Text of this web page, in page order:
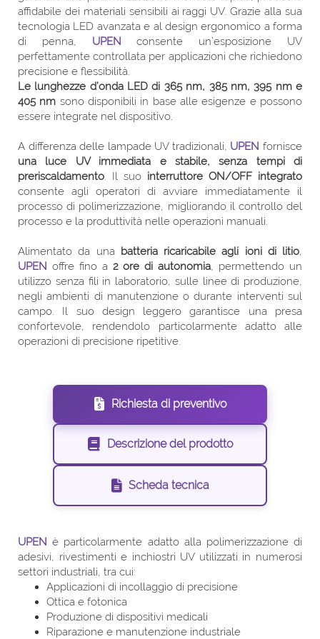
affidabile dei materiali sensibili ai raggi UV. Grazie alla sua
tecnologia LED avanzata e al design ergonomico a forma
di penna, UPEN consente un’esposizione UV
perfettamente controllata per applicazioni che richiedono
precisione e flessibilità.
Le lunghezze d’onda LED di 365 nm, 385 nm, 395 nm e
405 nm sono disponibili in base alle esigenze e possono
essere integrate nel dispositivo.
A differenza delle lampade UV tradizionali, UPEN fornisce
una luce UV immediata e stabile, senza tempi di
preriscaldamento. Il suo interruttore ON/OFF integrato
consente agli operatori di avviare immediatamente il
processo di polimerizzazione, migliorando il controllo del
processo e la produttività nelle operazioni manuali.
Alimentato da una batteria ricaricabile agli ioni di litio,
UPEN offre fino a 2 ore di autonomia, permettendo un
utilizzo senza fili in laboratorio, sulle linee di produzione,
negli ambienti di manutenzione o durante interventi sul
campo. Il suo design leggero garantisce una presa
confortevole, rendendolo particolarmente adatto alle
operazioni di precisione ripetitive.
Richiesta di preventivo
Descrizione del prodotto
Scheda tecnica
UPEN è particolarmente adatto alla polimerizzazione di
adesivi, rivestimenti e inchiostri UV utilizzati in numerosi
settori industriali, tra cui:
Applicazioni di incollaggio di precisione
Ottica e fotonica
Produzione di dispositivi medicali
Riparazione e manutenzione industriale